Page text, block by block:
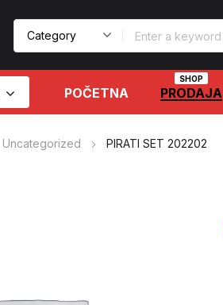
POČETNA PRODAJA
SHOP
Uncategorized PIRATI SET 202202